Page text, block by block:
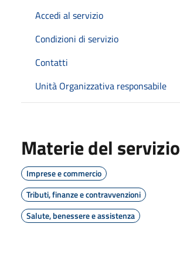
Accedi al servizio
Condizioni di servizio
Contatti
Unità Organizzativa responsabile
Materie del servizio
Imprese e commercio
Tributi, finanze e contravvenzioni
Salute, benessere e assistenza